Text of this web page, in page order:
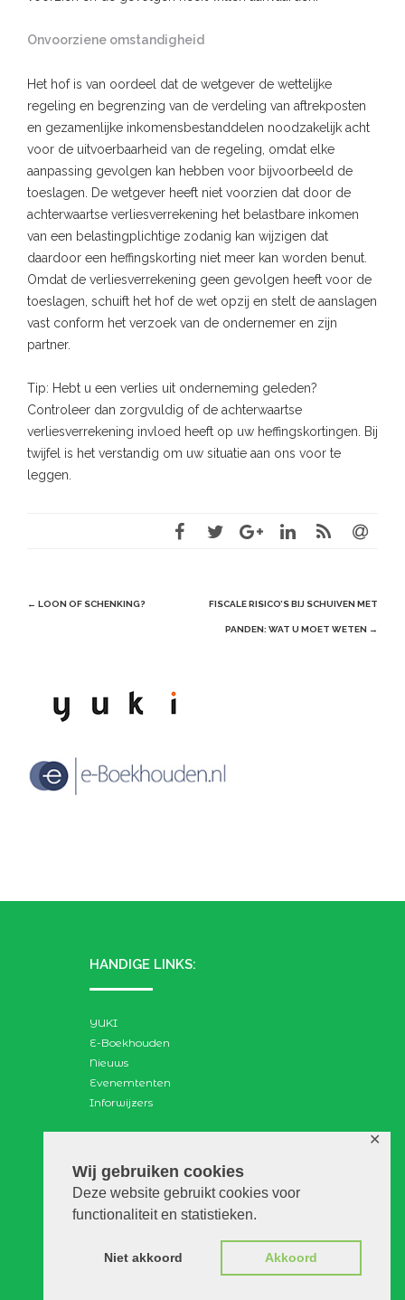
Wij gebruiken cookies
Deze website gebruikt cookies voor
functionaliteit en statistieken.
Niet akkoord Akkoord
✕
Onvoorziene omstandigheid
Het hof is van oordeel dat de wetgever de wettelijke
regeling en begrenzing van de verdeling van aftrekposten
en gezamenlijke inkomensbestanddelen noodzakelijk acht
voor de uitvoerbaarheid van de regeling, omdat elke
aanpassing gevolgen kan hebben voor bijvoorbeeld de
toeslagen. De wetgever heeft niet voorzien dat door de
achterwaartse verliesverrekening het belastbare inkomen
van een belastingplichtige zodanig kan wijzigen dat
daardoor een heffingskorting niet meer kan worden benut.
Omdat de verliesverrekening geen gevolgen heeft voor de
toeslagen, schuift het hof de wet opzij en stelt de aanslagen
vast conform het verzoek van de ondernemer en zijn
partner.
Tip: Hebt u een verlies uit onderneming geleden?
Controleer dan zorgvuldig of de achterwaartse
verliesverrekening invloed heeft op uw heffingskortingen. Bij
twijfel is het verstandig om uw situatie aan ons voor te
leggen.
Post
← LOON OF SCHENKING? FISCALE RISICO’S BIJ SCHUIVEN MET
PANDEN: WAT U MOET WETEN →
HANDIGE LINKS:
YUKI
E-Boekhouden
Nieuws
Evenemtenten
Inforwijzers
Search